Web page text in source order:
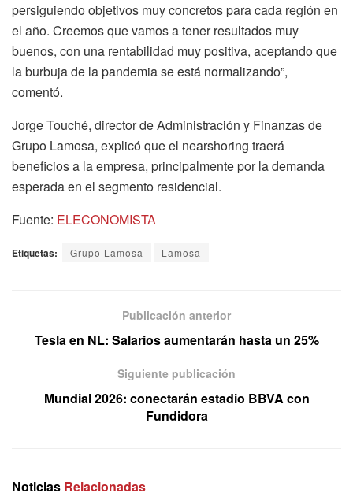
persiguiendo objetivos muy concretos para cada región en
el año. Creemos que vamos a tener resultados muy
buenos, con una rentabilidad muy positiva, aceptando que
la burbuja de la pandemia se está normalizando”,
comentó.
Jorge Touché, director de Administración y Finanzas de
Grupo Lamosa, explicó que el nearshoring traerá
beneficios a la empresa, principalmente por la demanda
esperada en el segmento residencial.
Fuente: ELECONOMISTA
Etiquetas: Grupo Lamosa Lamosa
Publicación anterior
Tesla en NL: Salarios aumentarán hasta un 25%
Siguiente publicación
Mundial 2026: conectarán estadio BBVA con
Fundidora
Noticias Relacionadas